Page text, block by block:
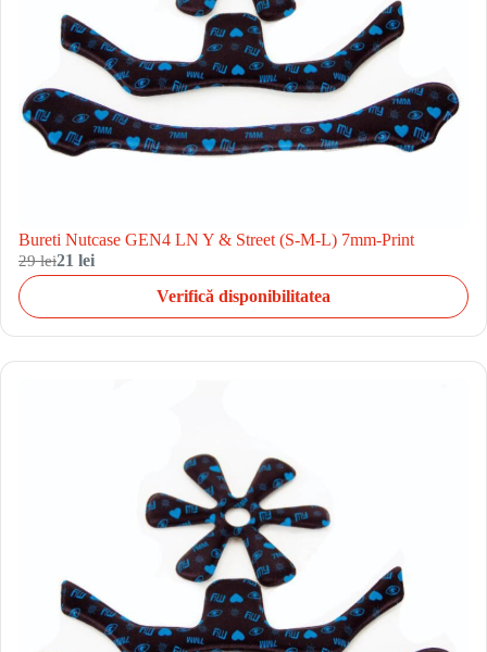
Bureti Nutcase GEN4 LN Y & Street (S-M-L) 7mm-Print
29 lei21 lei
Verifică disponibilitatea